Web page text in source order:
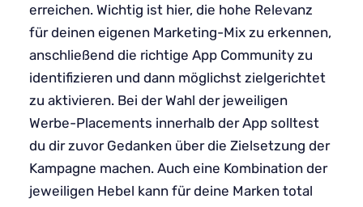
erreichen. Wichtig ist hier, die hohe Relevanz
für deinen eigenen Marketing-Mix zu erkennen,
anschließend die richtige App Community zu
identifizieren und dann möglichst zielgerichtet
zu aktivieren. Bei der Wahl der jeweiligen
Werbe-Placements innerhalb der App solltest
du dir zuvor Gedanken über die Zielsetzung der
Kampagne machen. Auch eine Kombination der
jeweiligen Hebel kann für deine Marken total